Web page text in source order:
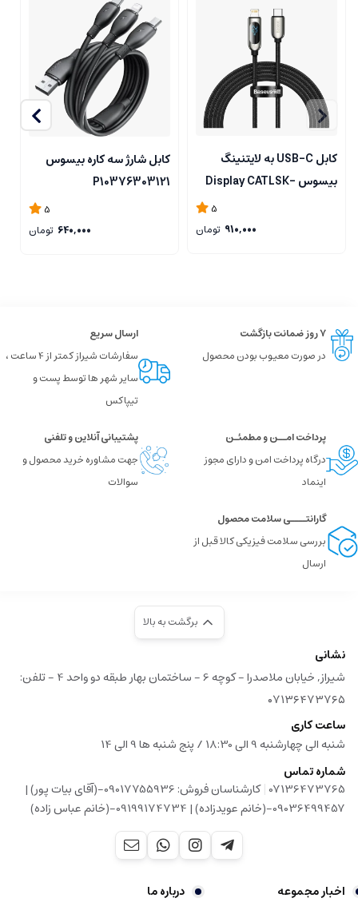
کابل USB-C به لایتنینگ
بیسوس Display CATLSK-
5
910,000 تومان
کابل شارژ سه کاره بیسوس
P10376303121
5
640,000 تومان
۷ روز ضمانت بازگشت
در صورت معیوب بودن محصول
ارسال سریع
سفارشات شیراز کمتر از 4 ساعت ،
سایر شهر ها توسط پست و
تیپاکس
پرداخت امــن و مطمئـن
درگاه پرداخت امن و دارای مجوز
اینماد
پشتیبانی آنلاین و تلفنی
جهت مشاوره خرید محصول و
سوالات
گارانتــــی سلامت محصول
بررسی سلامت فیزیکی کالا قبل از
ارسال
برگشت به بالا
نشانی
شیراز, خیابان ملاصدرا - کوچه 6 - ساختمان بهار طبقه دو واحد 4 - تلفن:
۰۷۱۳۶۴۷۳۷۶۵
ساعت کاری
شنبه الی چهارشنبه 9 الی 18:30 / پنج شنبه ها 9 الی 14
شماره تماس
07136473765
|
کارشناسان فروش: 09017755936-(آقای بیات پور) |
09036499457-(خانم عویدزاده) | 09199174734-(خانم عباس زاده)
اخبار مجموعه درباره ما